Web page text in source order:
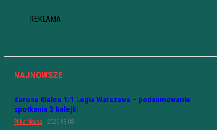
REKLAMA
NAJNOWSZE
Korona Kielce 1:1 Legia Warszawa – podsumowanie
spotkania 3 kolejki
Piłka Nożna 2026-08-08